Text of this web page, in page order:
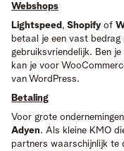
Webshops
Lightspeed , Shopify of
betaal je een vast bedrag
gebruiksvriendelijk. Ben
kan je voor
van WordPress.
Betaling
Voor grote
Adyen. Als kleine KMO
partners waarschijnlijk te